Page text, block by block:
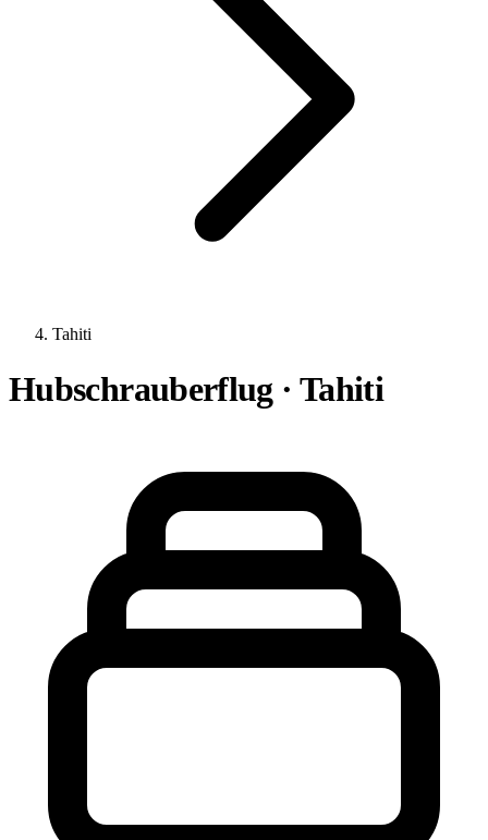
Tahiti
Hubschrauberflug · Tahiti